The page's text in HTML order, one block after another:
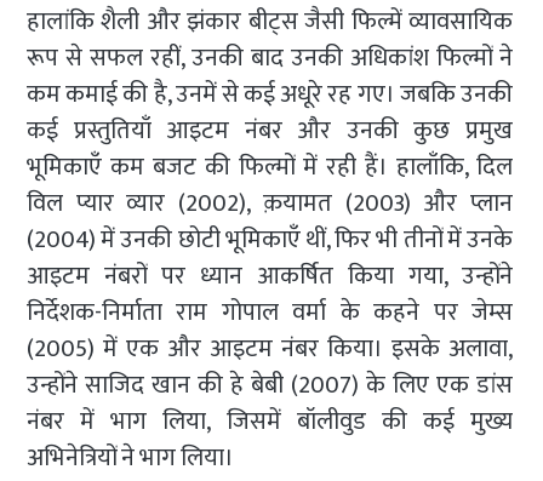
हालांकि शैली और झंकार बीट्स जैसी फिल्में व्यावसायिक
रूप से सफल रहीं, उनकी बाद उनकी अधिकांश फिल्मों ने
कम कमाई की है, उनमें से कई अधूरे रह गए। जबकि उनकी
कई प्रस्तुतियाँ आइटम नंबर और उनकी कुछ प्रमुख
भूमिकाएँ कम बजट की फिल्मों में रही हैं। हालाँकि, दिल
विल प्यार व्यार (2002), क़यामत (2003) और प्लान
(2004) में उनकी छोटी भूमिकाएँ थीं, फिर भी तीनों में उनके
आइटम नंबरों पर ध्यान आकर्षित किया गया, उन्होंने
निर्देशक-निर्माता राम गोपाल वर्मा के कहने पर जेम्स
(2005) में एक और आइटम नंबर किया। इसके अलावा,
उन्होंने साजिद खान की हे बेबी (2007) के लिए एक डांस
नंबर में भाग लिया, जिसमें बॉलीवुड की कई मुख्य
अभिनेत्रियों ने भाग लिया।